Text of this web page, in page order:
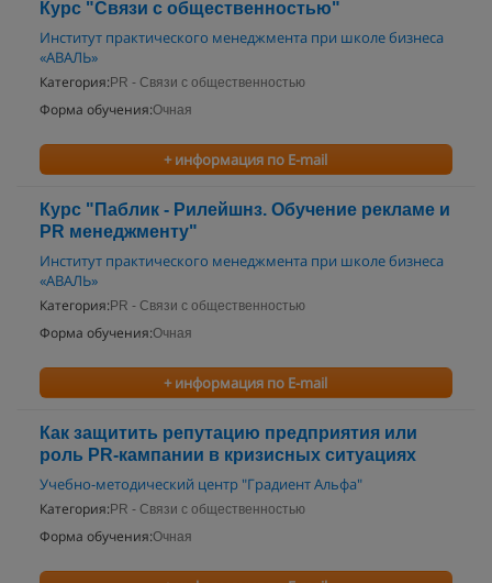
Курс "Связи с общественностью"
Институт практического менеджмента при школе бизнеса
«АВАЛЬ»
Категория: PR - Связи с общественностью
Форма обучения:Очная
+ информация по E-mail
Курс "Паблик - Рилейшнз. Обучение рекламе и
PR менеджменту"
Институт практического менеджмента при школе бизнеса
«АВАЛЬ»
Категория: PR - Связи с общественностью
Форма обучения:Очная
+ информация по E-mail
Как защитить репутацию предприятия или
роль PR-кампании в кризисных ситуациях
Учебно-методический центр "Градиент Альфа"
Категория: PR - Связи с общественностью
Форма обучения:Очная